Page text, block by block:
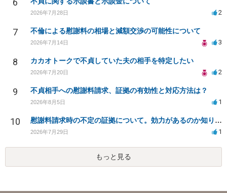
6
2026年7月28日 2
7 不倫による慰謝料の相場と減額交渉の可能性について
2026年7月14日 3
8 カカオトークで不貞していた夫の相手を特定したい
2026年7月20日 2
9 不貞相手への慰謝料請求、証拠の有効性と対応方法は？
2026年8月5日 1
10 慰謝料請求時の不定の証拠について。効力があるのか知りたい。
2026年7月29日 1
もっと見る